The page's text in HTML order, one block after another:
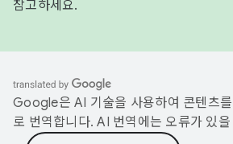
참고하세요.
Google은 AI 기술을 사용하여 콘텐츠
로 번역합니다. AI 번역에는 오류가 있